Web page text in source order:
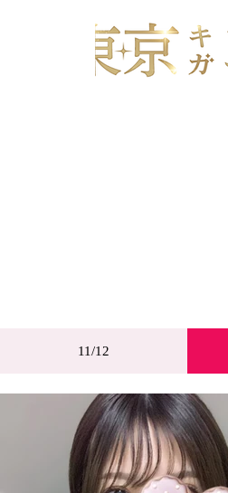
11/12